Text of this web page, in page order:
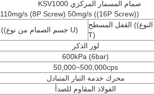
KSV1000 صمام المسمار المركزي
110mg/s (8P Screw) 50mg/s ((16P Screw))
Luer الإناث ((جسم الصمام من نوع U)
القفل المسطح ((جسم الصمام من النوع
T)
لور الذكر
600kPa (6bar)
50,000~500,000cps
محرك خدمة التيار المتبادل
الفولاذ المقاوم للصدأ